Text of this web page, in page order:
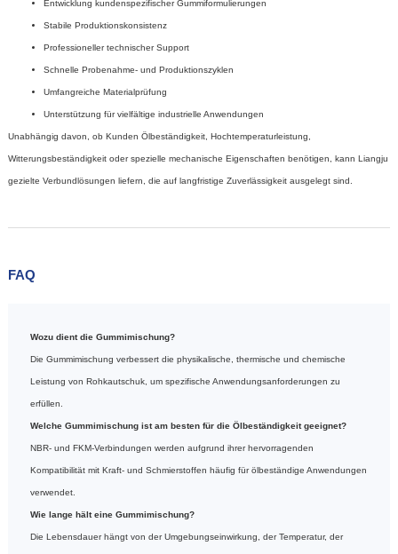
Entwicklung kundenspezifischer Gummiformulierungen
Stabile Produktionskonsistenz
Professioneller technischer Support
Schnelle Probenahme- und Produktionszyklen
Umfangreiche Materialprüfung
Unterstützung für vielfältige industrielle Anwendungen
Unabhängig davon, ob Kunden Ölbeständigkeit, Hochtemperaturleistung,
Witterungsbeständigkeit oder spezielle mechanische Eigenschaften benötigen, kann Liangju
gezielte Verbundlösungen liefern, die auf langfristige Zuverlässigkeit ausgelegt sind.
FAQ
Wozu dient die Gummimischung?
Die Gummimischung verbessert die physikalische, thermische und chemische
Leistung von Rohkautschuk, um spezifische Anwendungsanforderungen zu
erfüllen.
Welche Gummimischung ist am besten für die Ölbeständigkeit geeignet?
NBR- und FKM-Verbindungen werden aufgrund ihrer hervorragenden
Kompatibilität mit Kraft- und Schmierstoffen häufig für ölbeständige Anwendungen
verwendet.
Wie lange hält eine Gummimischung?
Die Lebensdauer hängt von der Umgebungseinwirkung, der Temperatur, der